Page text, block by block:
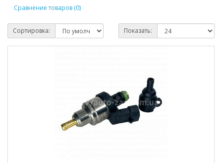
Сравнение товаров (0)
Сортировка: Показать: